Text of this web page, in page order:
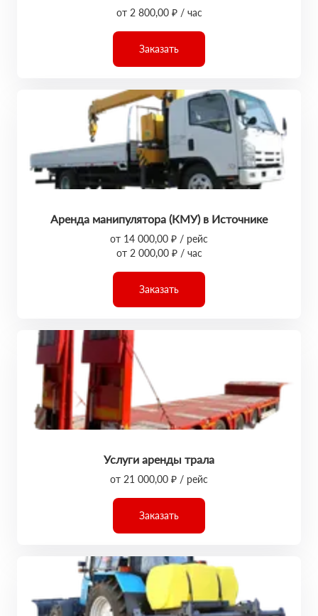
от 2 800,00 ₽ / час
Заказать
Аренда манипулятора (КМУ) в Источнике
от 14 000,00 ₽ / рейс
от 2 000,00 ₽ / час
Заказать
Услуги аренды трала
от 21 000,00 ₽ / рейс
Заказать